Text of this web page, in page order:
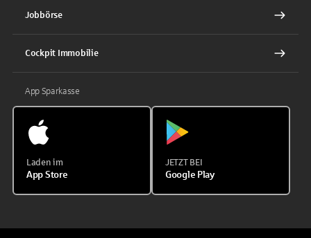
Jobbörse
Cockpit Immobilie
App Sparkasse
Laden im
App Store
JETZT BEI
Google Play